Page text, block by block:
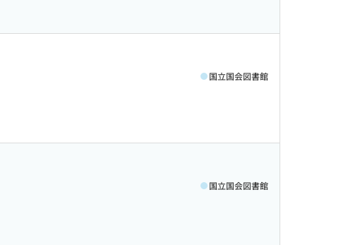
国立国会図書館
国立国会図書館